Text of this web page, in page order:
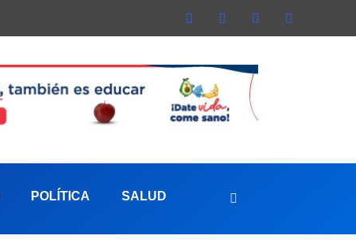
POLÍTICA SALUD